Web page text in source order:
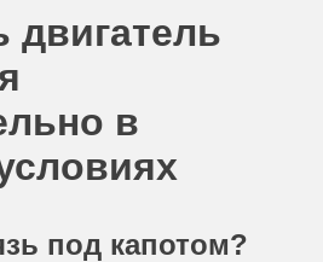
двигатель
в
под капотом?